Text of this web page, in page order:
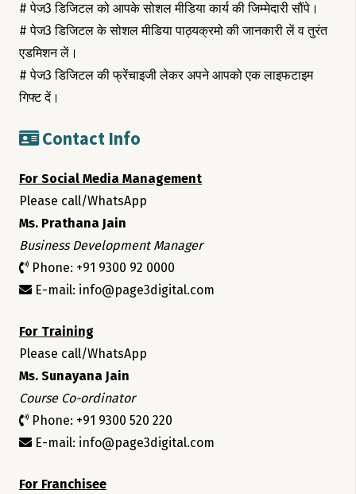
# पेज3 डिजिटल को आपके सोशल मीडिया कार्य की जिम्मेदारी सौंपे।
# पेज3 डिजिटल के सोशल मीडिया पाठ्यक्रमो की जानकारी लें व तुरंत
एडमिशन लें।
# पेज3 डिजिटल की फ्रेंचाइजी लेकर अपने आपको एक लाइफटाइम
गिफ्ट दें।
Contact Info
For Social Media Management
Please call/WhatsApp
Ms. Prathana Jain
Business Development Manager
Phone: +91 9300 92 0000
E-mail: info@page3digital.com
For Training
Please call/WhatsApp
Ms. Sunayana Jain
Course Co-ordinator
Phone: +91 9300 520 220
E-mail: info@page3digital.com
For Franchisee